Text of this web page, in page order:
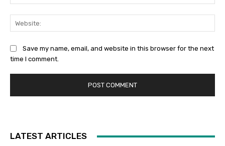
Save my name, email, and website in this browser for the next
time I comment.
LATEST ARTICLES